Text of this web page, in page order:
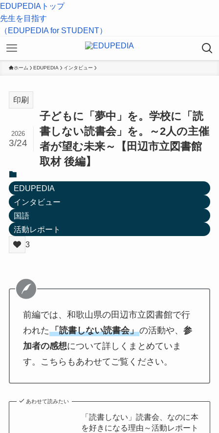
EDUPEDIAトップ
先生を目指す
（EDUPEDIA for STUDENT）
ホーム EDUPEDIA インタビュー
印刷
子どもに「夢中」を。学校に「読
書しない読書会」を。～2人の主催
者が望む未来～【田辺市立図書館
取材 後編】
2026
3/24
EDUPEDIA
インタビュー
国語
活動レポート
3
前編では、和歌山県の田辺市立図書館で行
われた「読書しない読書会」の活動や、 参
加者の感想について詳しくまとめていま
す。こちらもあわせてご覧ください。
あわせて読みたい
「読書しない」読書会、なのに本
を好きになる理由～活動レポート